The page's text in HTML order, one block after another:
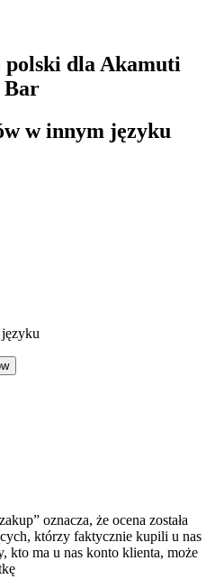
polski dla Akamuti
Bar
w innym języku
oznacza, że ​​ocena została
którzy faktycznie kupili u nas
kto ma u nas konto klienta, może